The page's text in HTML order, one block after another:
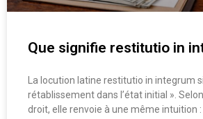
Que signifie restitutio in
La locution latine restitutio in integrum
rétablissement dans l’état initial ».
droit, elle renvoie à une même intuition :